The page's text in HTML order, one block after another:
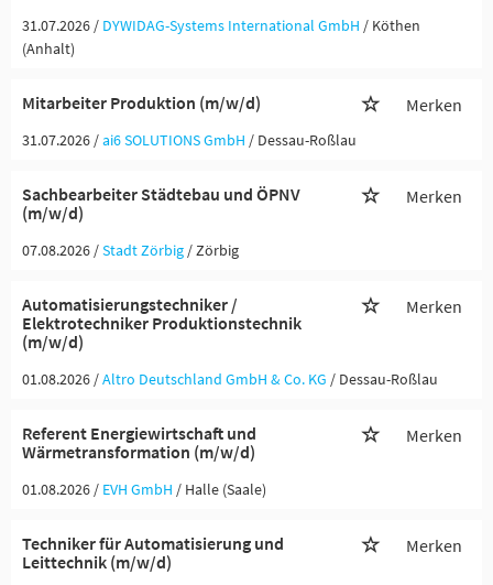
31.07.2026 / DYWIDAG-Systems International GmbH / Köthen
(Anhalt)
Mitarbeiter Produktion (m/w/d) Merken
31.07.2026 /ai6 SOLUTIONS GmbH / Dessau-Roßlau
Sachbearbeiter Städtebau und ÖPNV
(m/w/d)
Merken
07.08.2026 /Stadt Zörbig / Zörbig
Automatisierungstechniker /
Elektrotechniker Produktionstechnik
(m/w/d)
Merken
01.08.2026 /Altro Deutschland GmbH & Co. KG / Dessau-Roßlau
Referent Energiewirtschaft und
Wärmetransformation (m/w/d)
Merken
01.08.2026 / EVH GmbH / Halle (Saale)
Techniker für Automatisierung und
Leittechnik (m/w/d)
Merken